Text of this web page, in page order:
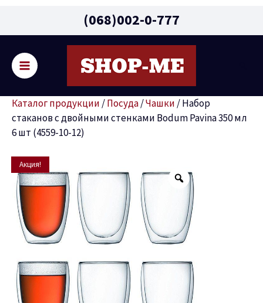
(068)002-0-777
Menu
Каталог продукции /Посуда/Чашки /Набор
стаканов с двойными стенками Bodum Pavina 350 мл
6 шт (4559-10-12)
Акция!
цена
составляла
6999 грн.
цена:
4299 грн.
Количество
товара
Набор
стаканов
двойными
Bodum
Pavina
350